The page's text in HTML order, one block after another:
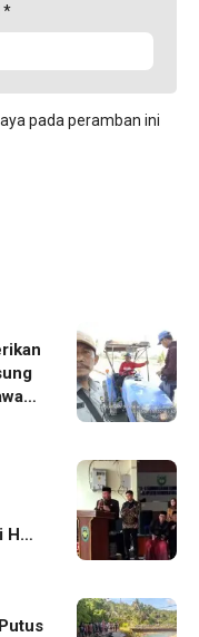
*
pada peramban ini